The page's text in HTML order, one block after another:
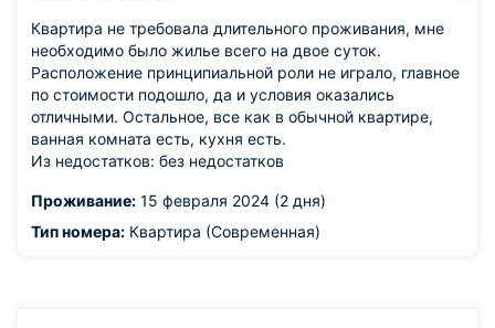
Квартира не требовала длительного проживания, мне
необходимо было жилье всего на двое суток.
Расположение принципиальной роли не играло, главное
по стоимости подошло, да и условия оказались
отличными. Остальное, все как в обычной квартире,
ванная комната есть, кухня есть.
Из недостатков: без недостатков
Проживание: 15 февраля 2024 (2 дня)
Тип номера: Квартира (Современная)